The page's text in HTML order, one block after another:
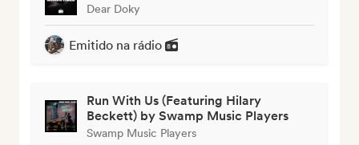
Dear Doky
Emitido na rádio
Run With Us (Featuring Hilary
Beckett) by Swamp Music Players
Swamp Music Players